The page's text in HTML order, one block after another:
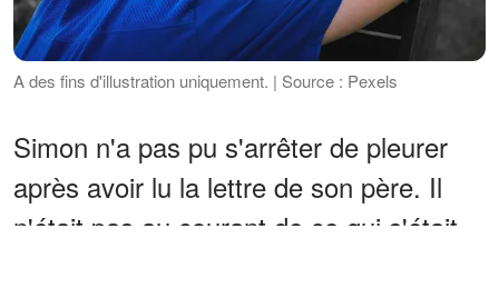
A des fins d'illustration uniquement. | Source : Pexels
Simon n'a pas pu s'arrêter de pleurer
après avoir lu la lettre de son père. Il
n'était pas au courant de ce qui s'était